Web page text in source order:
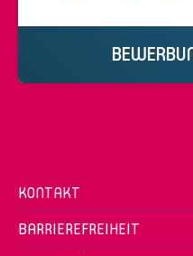
KONTAKT
BARRIEREFREIHEIT